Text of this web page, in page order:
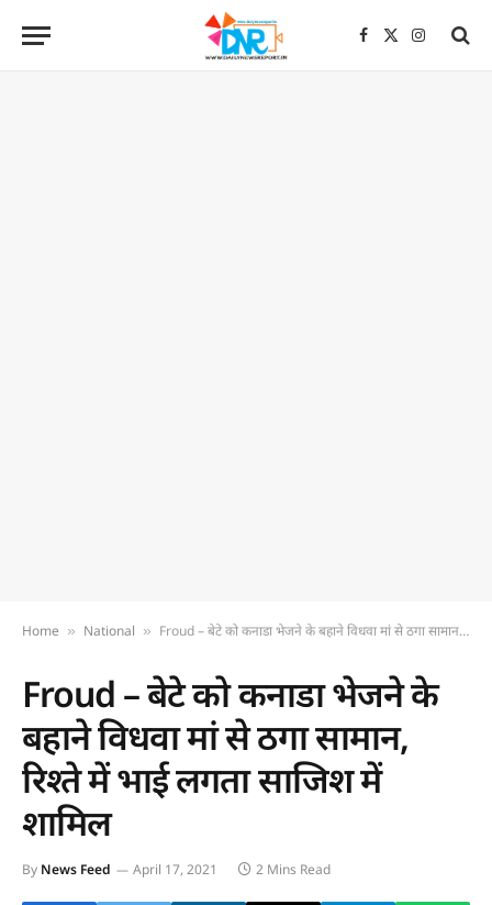
Facebook
X
Home » National » Froud – बेटे को कनाडा भेजने के बहाने विधवा मां से ठगा सामान, रिश्ते में भाई लगता साजिश में शामिल
Froud – बेटे को कनाडा भेजने के
बहाने विधवा मां से ठगा सामान,
रिश्ते में भाई लगता साजिश में
शामिल
By News Feed April 17, 2021 2 Mins Read